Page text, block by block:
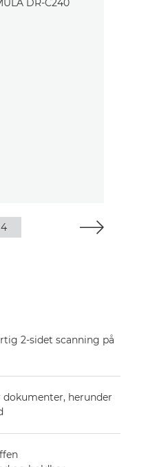
4
2-sidet scanning på
herunder